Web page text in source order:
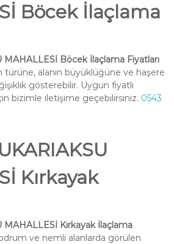
Böcek İlaçlama
MAHALLESİ Böcek İlaçlama Fiyatları
türüne, alanın büyüklüğüne ve haşere
gösterebilir. Uygun fiyatlı
bizimle iletişime geçebilirsiniz. 0543
Kırkayak
Kırkayak İlaçlama
ve nemli alanlarda görülen